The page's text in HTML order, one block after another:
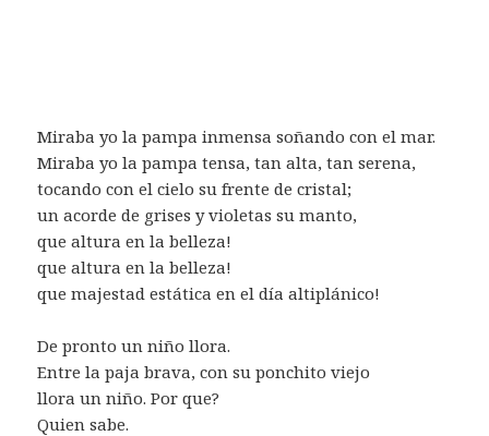
Miraba yo la pampa inmensa soñando con el mar.
Miraba yo la pampa tensa, tan alta, tan serena,
tocando con el cielo su frente de cristal;
un acorde de grises y violetas su manto,
que altura en la belleza!
que altura en la belleza!
que majestad estática en el día altiplánico!
De pronto un niño llora.
Entre la paja brava, con su ponchito viejo
llora un niño. Por que?
Quien sabe.